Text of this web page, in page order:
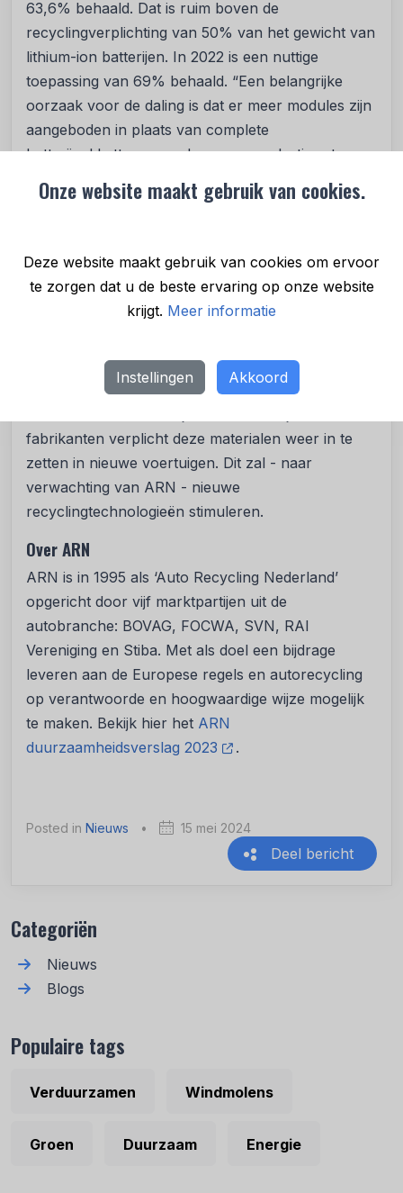
Onze website maakt gebruik van cookies.
Deze website maakt gebruik van cookies om ervoor
te zorgen dat u de beste ervaring op onze website
krijgt. Meer informatie
Instellingen Akkoord
63,6% behaald. Dat is ruim boven de
recyclingverplichting van 50% van het gewicht van
lithium-ion batterijen. In 2022 is een nuttige
toepassing van 69% behaald. “Een belangrijke
oorzaak voor de daling is dat er meer modules zijn
aangeboden in plaats van complete
batterijpakketten, waardoor er meer lastiger te
recyclen materiaal overblijft. We verwachten dat
recyclingprocessen nog verder doorontwikkelen
nieuwe eisen uit Brussel”, zegt Paul Dietz.
Nieuwe Europese regelgeving
toenemen. Nieuwe Europese regelgeving verplicht
het gebruik van gerecycled materiaal in nieuwe
fabrikanten verplicht deze materialen weer in te
zetten in nieuwe voertuigen. Dit zal - naar
verwachting van ARN - nieuwe
recyclingtechnologieën stimuleren.
Over ARN
ARN is in 1995 als ‘Auto Recycling Nederland’
opgericht door vijf marktpartijen uit de
autobranche: BOVAG, FOCWA, SVN, RAI
Vereniging en Stiba. Met als doel een bijdrage
leveren aan de Europese regels en autorecycling
op verantwoorde en hoogwaardige wijze mogelijk
te maken. Bekijk hier het ARN
duurzaamheidsverslag 2023
.
Posted in Nieuws • 15 mei 2024
Deel bericht
Categoriën
Nieuws
Blogs
Populaire tags
Verduurzamen Windmolens
Groen Duurzaam Energie